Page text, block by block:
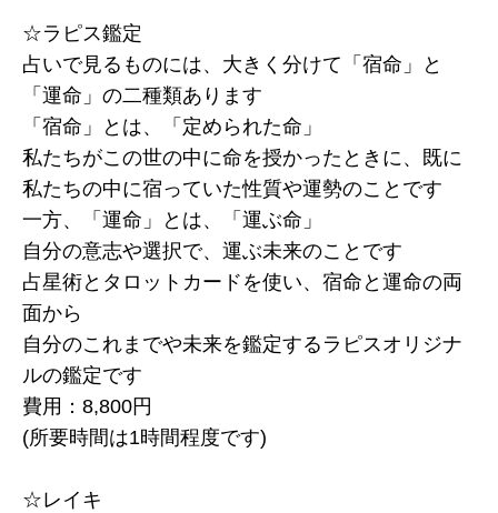
☆ラピス鑑定
占いで見るものには、大きく分けて「宿命」と
「運命」の二種類あります
「宿命」とは、「定められた命」
私たちがこの世の中に命を授かったときに、既に
私たちの中に宿っていた性質や運勢のことです
一方、「運命」とは、「運ぶ命」
自分の意志や選択で、運ぶ未来のことです
占星術とタロットカードを使い、宿命と運命の両
面から
自分のこれまでや未来を鑑定するラピスオリジナ
ルの鑑定です
費用：8,800円
(所要時間は1時間程度です)
☆レイキ